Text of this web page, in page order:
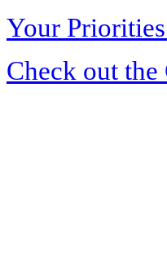
Your
Check out